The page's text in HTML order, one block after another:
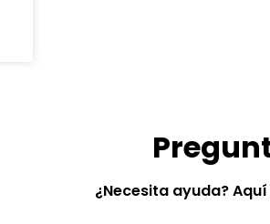
¿Necesita ayuda?